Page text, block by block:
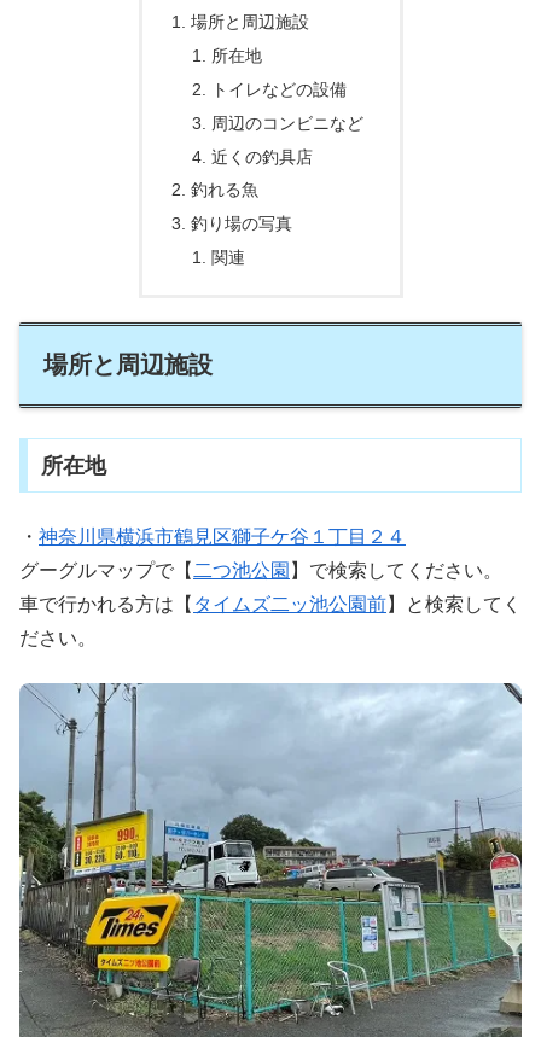
場所と周辺施設
所在地
トイレなどの設備
周辺のコンビニなど
近くの釣具店
釣れる魚
釣り場の写真
関連
場所と周辺施設
所在地
・ 神奈川県横浜市鶴見区獅子ケ谷１丁目２４
グーグルマップで【 二つ池公園 】で検索してください。
車で行かれる方は【 タイムズ二ッ池公園前】と検索してく
ださい。